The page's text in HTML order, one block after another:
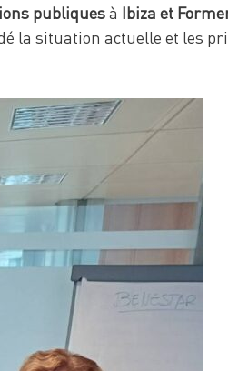
publiquesà Ibiza et
la situation actuelle et les